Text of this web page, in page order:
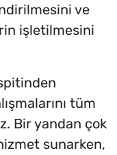
ve
işletilmesini
tüm
Bir yandan çok
sunarken,